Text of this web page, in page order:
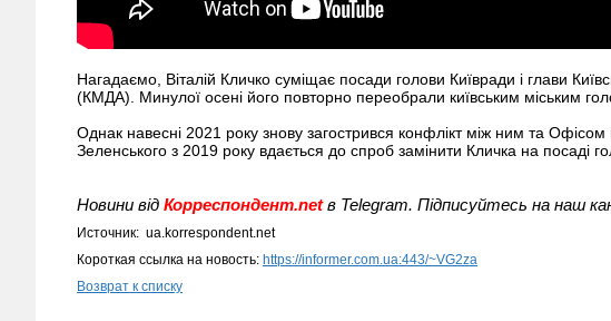
Нагадаємо, Віталій Кличко суміщає посади голови Київради і глави
(КМДА). Минулої осені його повторно переобрали київським міським
Однак навесні 2021 року знову загострився конфлікт між ним та
Зеленського з 2019 року вдається до спроб замінити Кличка на посаді
Новини від Корреспондент.netв Telegram. Підписуйтесь на наш
Источник: ua.korrespondent.net
Короткая ссылка на новость: https://informer.com.ua:443/~VG2za
Возврат к списку